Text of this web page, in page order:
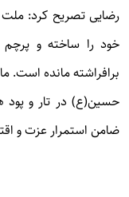
رضایی تصریح کرد:
خود را ساخته و پرچم
برافراشته مانده است.
حسین(ع) در تار و پود
ضامن استمرار عزت و